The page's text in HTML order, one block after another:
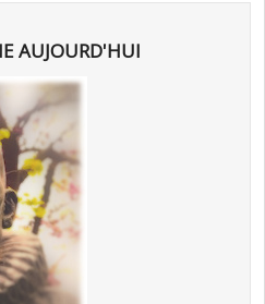
AUJOURD'HUI